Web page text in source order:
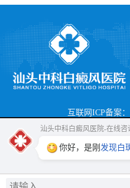
互联网ICP备案
汕头中科白癜风医院-在线咨
你好，是刚 发现白